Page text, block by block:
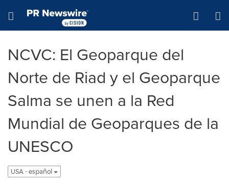
Hamburger menu
NCVC: El Geoparque del
Norte de Riad y el Geoparque
Salma se unen a la Red
Mundial de Geoparques de la
UNESCO
USA - español